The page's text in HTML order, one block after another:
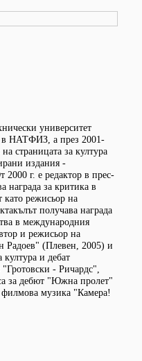
университет
в НАТФИЗ, а през 2001-
страницата за култура
издания -
г. е редактор в прес-
за критика в
като режисьор на
получава награда
в международния
и режисьор на
Радоев" (Плевен, 2005) и
и дебат
- Ричардс",
за дебют "Южна пролет"
музика "Камера!